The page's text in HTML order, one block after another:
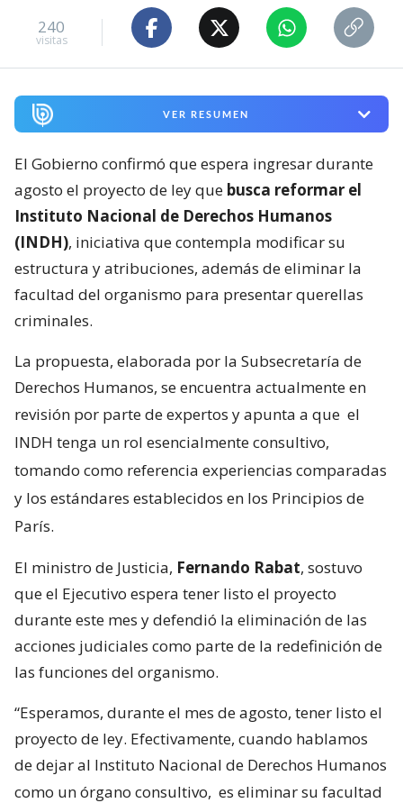
240
visitas
VER RESUMEN
El Gobierno confirmó que espera ingresar durante
agosto el proyecto de ley que busca reformar el
Instituto Nacional de Derechos Humanos
(INDH), iniciativa que contempla modificar su
estructura y atribuciones, además de eliminar la
facultad del organismo para presentar querellas
criminales.
La propuesta, elaborada por la Subsecretaría de
Derechos Humanos, se encuentra actualmente en
revisión por parte de expertos y apunta a que el
INDH tenga un rol esencialmente consultivo,
tomando como referencia experiencias comparadas
y los estándares establecidos en los Principios de
París.
El ministro de Justicia, Fernando Rabat, sostuvo
que el Ejecutivo espera tener listo el proyecto
durante este mes y defendió la eliminación de las
acciones judiciales como parte de la redefinición de
las funciones del organismo.
“Esperamos, durante el mes de agosto, tener listo el
proyecto de ley. Efectivamente, cuando hablamos
de dejar al Instituto Nacional de Derechos Humanos
como un órgano consultivo, es eliminar su facultad